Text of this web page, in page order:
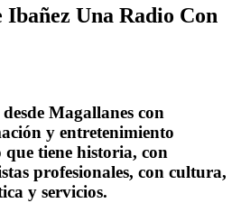
Una Radio Con
Magallanes con
y entretenimiento
tiene historia, con
profesionales, con cultura,
y servicios.